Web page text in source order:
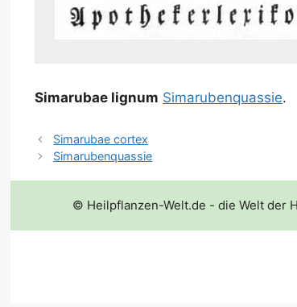
Sima­ru­bae lig­num Sima­ru­ben­quas­sie.
Simarubae cortex
Simarubenquassie
© Heilpflanzen-Welt.de - die Welt der